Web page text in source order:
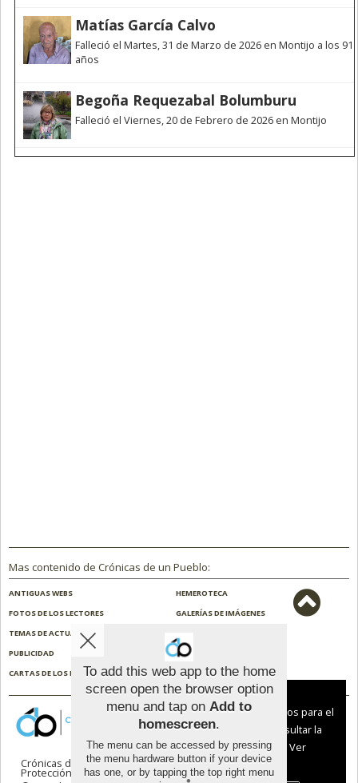
Matías García Calvo
Falleció el Martes, 31 de Marzo de 2026 en Montijo a los 91
años
Begoña Requezabal Bolumburu
Falleció el Viernes, 20 de Febrero de 2026 en Montijo
Mas contenido de Crónicas de un Pueblo:
ANTIGUAS WEBS
HEMEROTECA
FOTOS DE LOS LECTORES
GALERÍAS DE IMÁGENES
TEMAS DE ACTUALIDAD
PUBLICIDAD
CONTACTO
CARTAS DE LOS LECTORES
ENCUESTAS
Crónicas de un Pueblo |Términos de uso|
Protección de datos
To add this web app to the home
screen open the browser option
menu and tap on Add to
homescreen.
The menu can be accessed by pressing
the menu hardware button if your device
has one, or by tapping the top right menu
Aviso sobre el Uso de cookies:
Utilizamos cookies nuestras y de terceros para el
funcionamiento del digital. Puedes consultar la
lista de cookies y como desconectarlas.
Ver
nuestra Política de Privacidad y Cookies